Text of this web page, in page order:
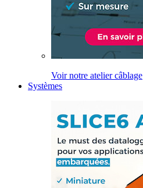
Voir notre atelier câblage
Systèmes